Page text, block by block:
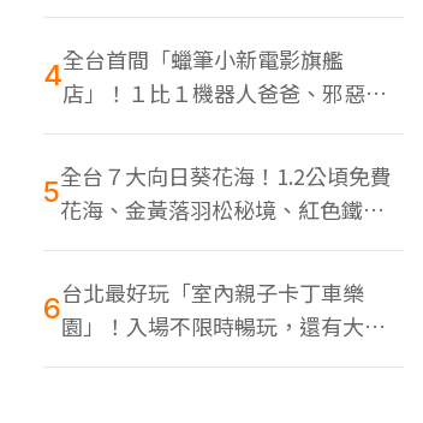
地點曝光
4全台首間「蠟筆小新電影旗艦
店」！１比１機器人爸爸、邪惡正
男，百款周邊買翻
5全台７大向日葵花海！1.2公頃免費
花海、金黃落羽松秘境、紅色鐵橋
同框
6台北最好玩「室內親子卡丁車樂
園」！入場不限時暢玩，還有大螢
幕Switch遊戲區